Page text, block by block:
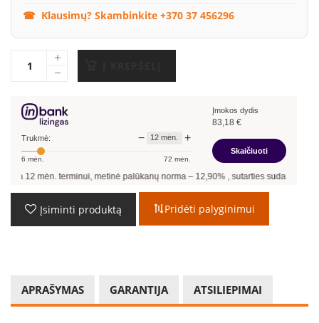
Klausimų? Skambinkite +370 37 456296
Trukmė: − 12 mėn. +
6 mėn. 72 mėn.
Įmokos dydis
83,18 €
Skaičiuoti
metinė palūkanų norma –12,90%, sutarties sudarymo mokestis -
Įsiminti produktą Pridėti palyginimui
APRAŠYMAS GARANTIJA ATSILIEPIMAI